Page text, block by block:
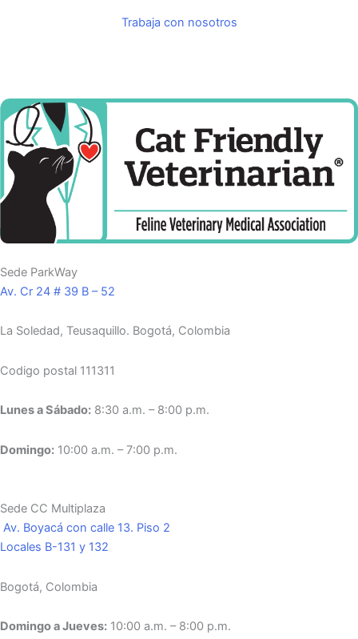
Trabaja con nosotros
Sede ParkWay
Av. Cr 24 # 39 B – 52
La Soledad, Teusaquillo. Bogotá, Colombia
Codigo postal 111311
Lunes a Sábado: 8:30 a.m. – 8:00 p.m.
Domingo: 10:00 a.m. – 7:00 p.m.
Sede CC Multiplaza
Av. Boyacá con calle 13. Piso 2
Locales B-131 y 132
Bogotá, Colombia
Domingo a Jueves: 10:00 a.m. – 8:00 p.m.